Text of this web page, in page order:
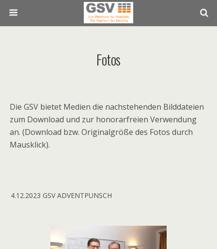
Fotos
Die GSV bietet Medien die nachstehenden Bilddateien
zum Download und zur honorarfreien Verwendung
an. (Download bzw. Originalgröße des Fotos durch
Mausklick).
4.12.2023 GSV ADVENTPUNSCH